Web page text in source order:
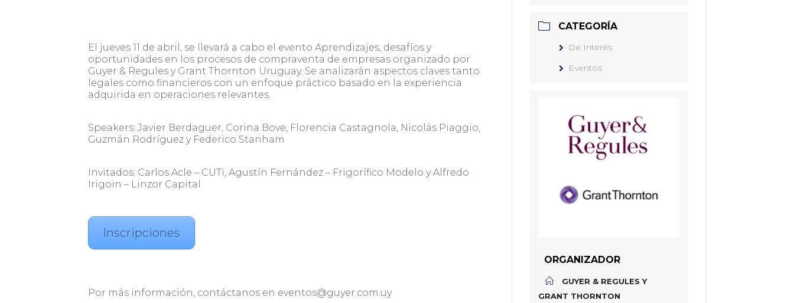
El jueves 11 de abril, se llevará a cabo el evento Aprendizajes, desafíos y
oportunidades en los procesos de compraventa de empresas organizado por
Guyer & Regules y Grant Thornton Uruguay. Se analizarán aspectos claves tanto
legales como financieros con un enfoque práctico basado en la experiencia
adquirida en operaciones relevantes.
Speakers: Javier Berdaguer, Corina Bove, Florencia Castagnola, Nicolás Piaggio,
Guzmán Rodríguez y Federico Stanham
Invitados: Carlos Acle – CUTi, Agustín Fernández – Frigorífico Modelo y Alfredo
Irigoin – Linzor Capital
Inscripciones
Por más información, contáctanos en eventos@guyer.com.uy
CATEGORÍA
De Interés
Eventos
ORGANIZADOR
GUYER & REGULES Y
GRANT THORNTON